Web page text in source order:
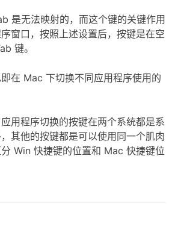
是无法映射的，而这个键的关键作用
窗口，按照上述设置后，按键是在空
键。
在 Mac 下切换不同应用程序使用的
用程序切换的按键在两个系统都是系
其他的按键都是可以使用同一个肌肉
Win 快捷键的位置和 Mac 快捷键位